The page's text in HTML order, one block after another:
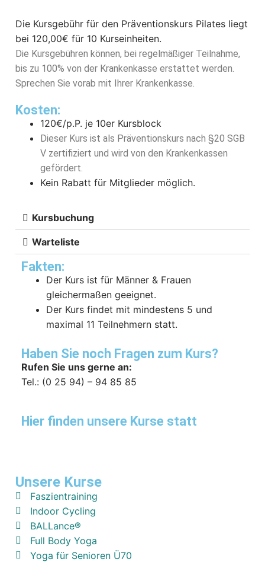
Die Kursgebühr für den Präventionskurs Pilates liegt
bei 120,00€ für 10 Kurseinheiten.
Die Kursgebühren können, bei regelmäßiger Teilnahme,
bis zu 100% von der Krankenkasse erstattet werden.
Sprechen Sie vorab mit Ihrer Krankenkasse.
Kosten:
120€/p.P. je 10er Kursblock
Dieser Kurs ist als Präventionskurs nach §20 SGB
V zertifiziert und wird von den Krankenkassen
gefördert.
Kein Rabatt für Mitglieder möglich.
Kursbuchung
Warteliste
Fakten:
Der Kurs ist für Männer & Frauen
gleichermaßen geeignet.
Der Kurs findet mit mindestens 5 und
maximal 11 Teilnehmern statt.
Haben Sie noch Fragen zum Kurs?
Rufen Sie uns gerne an:
Tel.: (0 25 94) – 94 85 85
Hier finden unsere Kurse statt
Unsere Kurse
Faszientraining
Indoor Cycling
BALLance®
Full Body Yoga
Yoga für Senioren Ü70